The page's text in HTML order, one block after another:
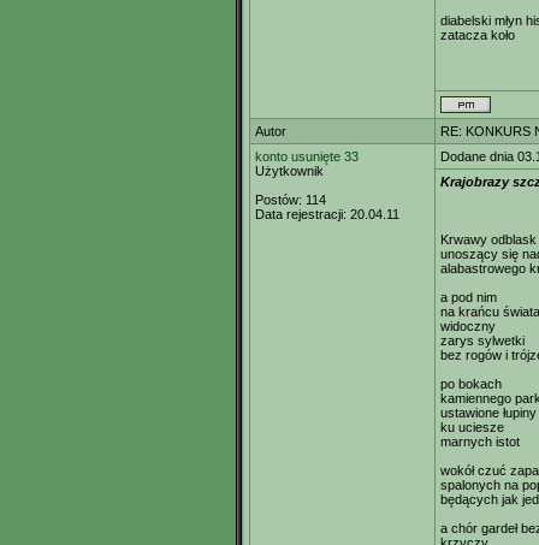
diabelski młyn
zatacza koło
Autor
RE: KONKURS
konto usunięte 33
Użytkownik
Postów: 114
Data rejestracji: 20.04.11
Dodane dnia
Krajobrazy
Krwawy
unoszący się
alabastrowego
a pod nim
na krańcu świata
widoczny
zarys sylwetki
bez rogów i
po bokach
kamiennego
ustawione łupiny
ku uciesze
marnych istot
wokół czuć
spalonych na
będących jak
a chór gardeł